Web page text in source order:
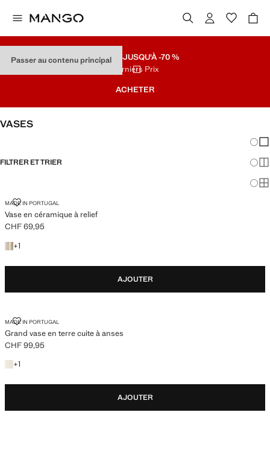
Passer au contenu principal
SOLDESJUSQU'À -70 %
Derniers Prix
ACHETER
VASES
FILTRER ET TRIER
MADE IN PORTUGAL
Vase en céramique à relief
VASE EN CÉRAMIQUE À RELIEF
Prix actuel [CHF 69,95 ]
CHF 69,95
+1
+1 couleur
AJOUTER
MADE IN PORTUGAL
Grand vase en terre cuite à anses
GRAND VASE EN TERRE CUITE À ANSES
Prix actuel [CHF 99,95 ]
CHF 99,95
+1
+1 couleur
AJOUTER